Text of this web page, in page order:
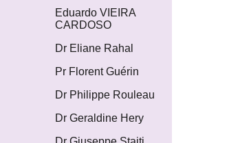
Eduardo VIEIRA
CARDOSO
Dr Eliane Rahal
Pr Florent Guérin
Dr Philippe Rouleau
Dr Geraldine Hery